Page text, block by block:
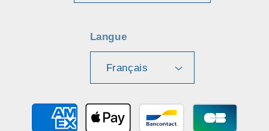
Langue
Français
Moyens